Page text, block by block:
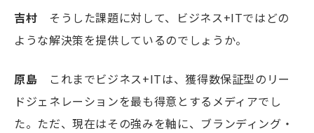
吉村 そうした課題に対して、ビジネス+ITではどの
ような解決策を提供しているのでしょうか。
原島 これまでビジネス+ITは、獲得数保証型のリー
ドジェネレーションを最も得意とするメディアでし
た。ただ、現在はその強みを軸に、ブランディング・